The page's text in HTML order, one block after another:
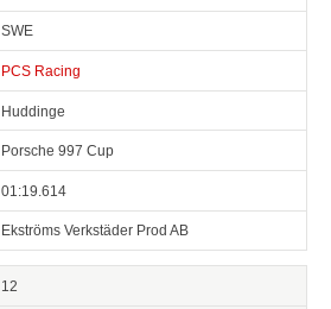
SWE
PCS Racing
Huddinge
Porsche 997 Cup
01:19.614
Ekströms Verkstäder Prod AB
12